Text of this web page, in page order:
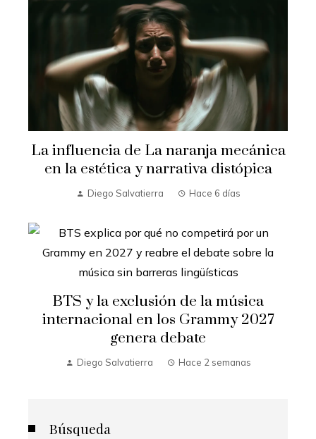
La influencia de La naranja mecánica
en la estética y narrativa distópica
Diego Salvatierra Hace 6 días
BTS y la exclusión de la música
internacional en los Grammy 2027
genera debate
Diego Salvatierra Hace 2 semanas
Búsqueda